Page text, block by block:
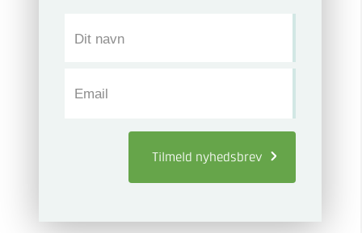
Dit navn
Email
Tilmeld nyhedsbrev